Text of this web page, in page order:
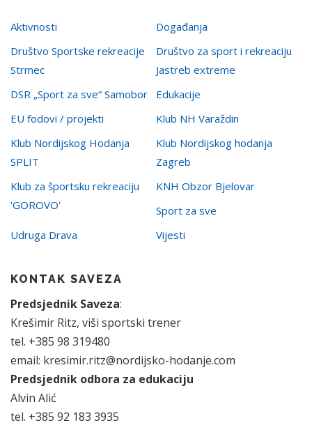
Aktivnosti
Događanja
Društvo Sportske rekreacije
Strmec
Društvo za sport i rekreaciju
Jastreb extreme
DSR „Sport za sve“ Samobor
Edukacije
EU fodovi / projekti
Klub NH Varaždin
Klub Nordijskog Hodanja
SPLIT
Klub Nordijskog hodanja
Zagreb
Klub za športsku rekreaciju
'GOROVO'
KNH Obzor Bjelovar
Sport za sve
Udruga Drava
Vijesti
KONTAK SAVEZA
Predsjednik Saveza:
Krešimir Ritz, viši sportski trener
tel. +385 98 319480
email: kresimir.ritz@nordijsko-hodanje.com
Predsjednik odbora za edukaciju
Alvin Alić
tel. +385 92 183 3935